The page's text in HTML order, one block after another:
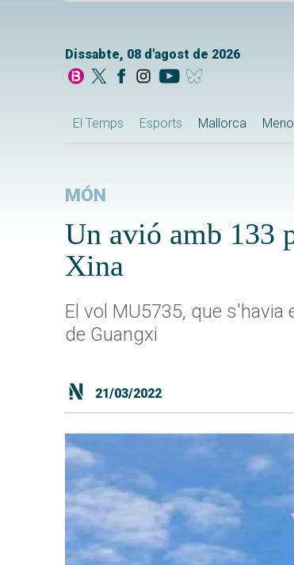
Dissabte, 08 d'agost de 2026
El Temps Esports Mallorca
MÓN
Un avió amb 133
Xina
El vol MU5735, que s'havia
de Guangxi
21/03/2022